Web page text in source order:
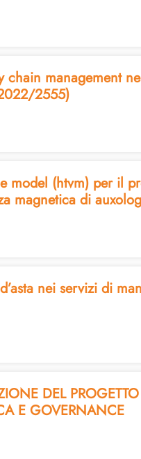
management
2555)
model (htvm) per il
magnetica di
nei servizi di
DEL
E GOVERNANCE